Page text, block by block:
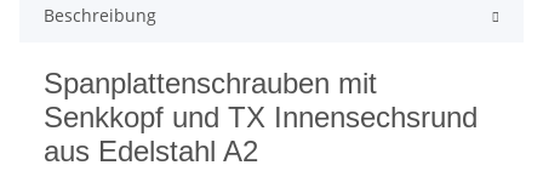
Beschreibung
Spanplattenschrauben mit
Senkkopf und TX Innensechsrund
aus Edelstahl A2